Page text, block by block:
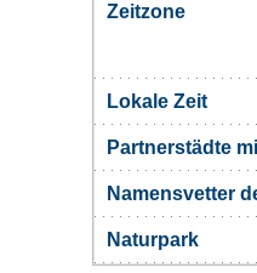
Zeitzone
Lokale Zeit
Partnerstädte
Namensvetter
Naturpark